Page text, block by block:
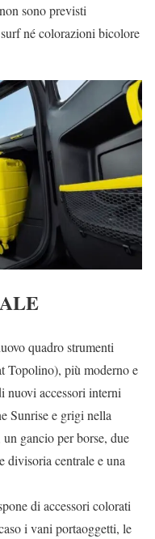
sono previsti
né colorazioni bicolore
quadro strumenti
Topolino), più moderno e
nuovi accessori interni
Sunrise e grigi nella
gancio per borse, due
divisoria centrale e una
di accessori colorati
i vani portaoggetti, le